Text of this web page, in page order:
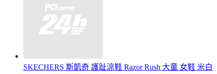
SKECHERS 斯凱奇 護趾涼鞋 Razor Rush 大童 女鞋 米白